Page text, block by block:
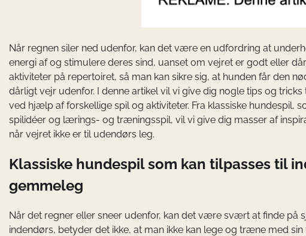
Når regnen siler ned udenfor, kan det være en udfordring at
energi af og stimulere deres sind, uanset om vejret er godt eller
aktiviteter på repertoiret, så man kan sikre sig, at hunden får den
dårligt vejr udenfor. I denne artikel vil vi give dig nogle tips og
ved hjælp af forskellige spil og aktiviteter. Fra klassiske hundespil,
spilidéer og lærings- og træningsspil, vil vi give dig masser af
når vejret ikke er til udendørs leg.
Klassiske hundespil som kan tilpasses til
gemmeleg
Når det regner eller sneer udenfor, kan det være svært at finde på
indendørs, betyder det ikke, at man ikke kan lege og træne med